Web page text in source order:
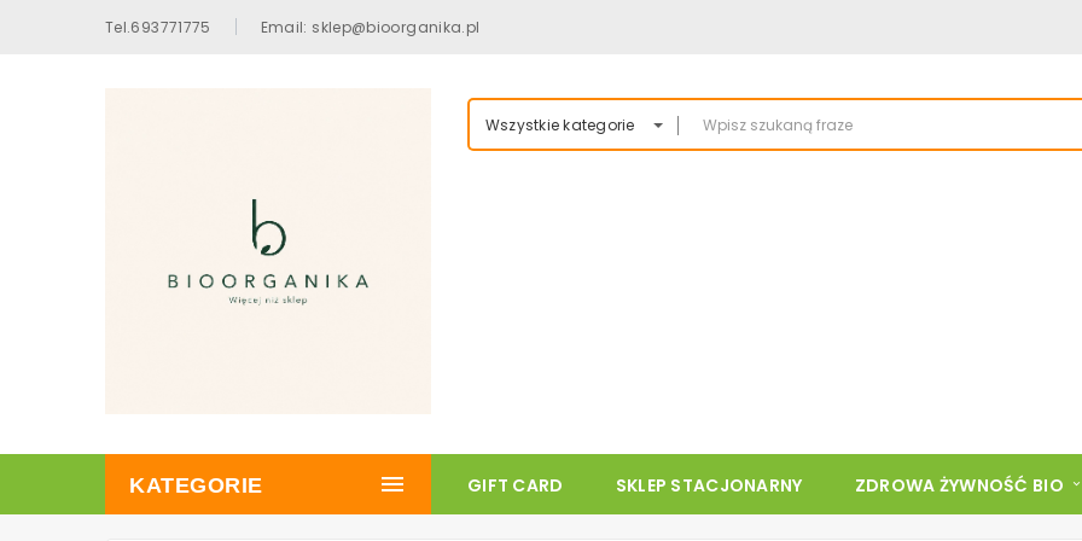
Tel.693771775 Email: sklep@bioorganika.pl
Wszystkie kategorie
KATEGORIE GIFT CARD SKLEP STACJONARNY ZDROWA ŻYWNOŚĆ BIO